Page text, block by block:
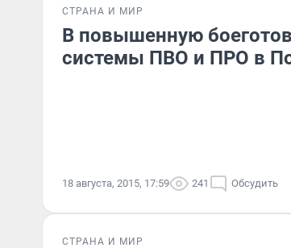
СТРАНА И МИР
В повышенную
системы ПВО и ПРО в
18 августа, 2015, 17:59 241 Обсудить
СТРАНА И МИР